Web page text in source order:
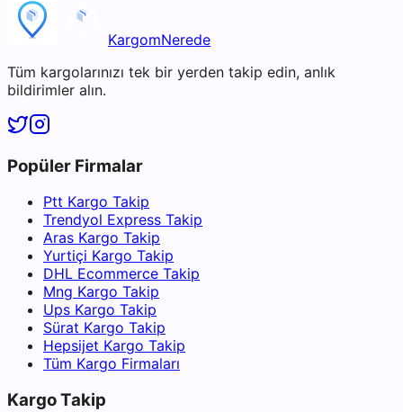
KargomNerede
Tüm kargolarınızı tek bir yerden takip edin, anlık
bildirimler alın.
Popüler Firmalar
Ptt Kargo Takip
Trendyol Express Takip
Aras Kargo Takip
Yurtiçi Kargo Takip
DHL Ecommerce Takip
Mng Kargo Takip
Ups Kargo Takip
Sürat Kargo Takip
Hepsijet Kargo Takip
Tüm Kargo Firmaları
Kargo Takip